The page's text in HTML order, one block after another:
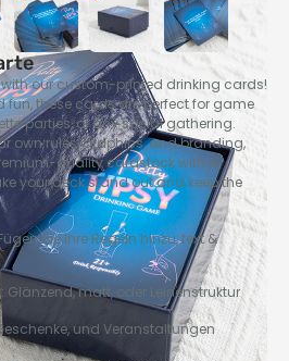
our custom-printed drinking cards!
fun,these cards are perfect for game
parties,or any social gathering.
own rules,graphics,and branding,
quality cardstock with a
your deck stand out and keep the
Sie Ihre Regeln hinzu,text &
Glänzend, matt, oder Leinenstruktur
und Veranstaltungen